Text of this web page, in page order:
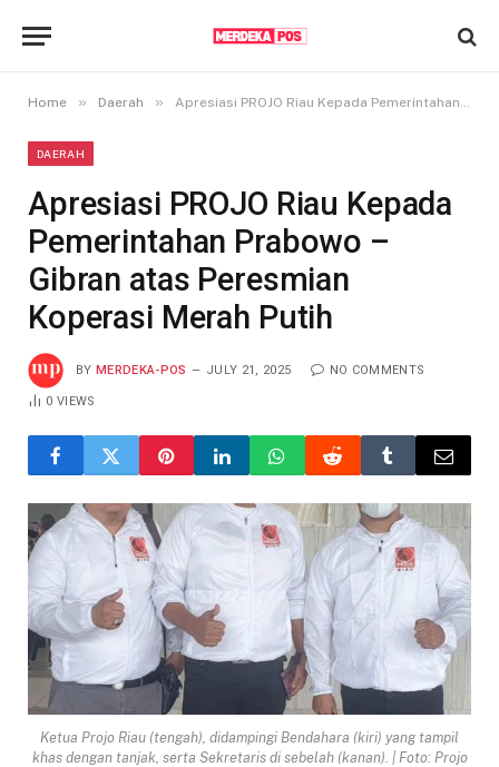
Home » Daerah » Apresiasi PROJO Riau Kepada Pemerintahan Prabowo – Gibran atas Peresmian Koperasi Merah Putih
DAERAH
Apresiasi PROJO Riau Kepada
Pemerintahan Prabowo –
Gibran atas Peresmian
Koperasi Merah Putih
BY MERDEKA-POS JULY 21, 2025 NO COMMENTS
0VIEWS
Ketua Projo Riau (tengah), didampingi Bendahara (kiri) yang tampil
khas dengan tanjak, serta Sekretaris di sebelah (kanan). | Foto: Projo